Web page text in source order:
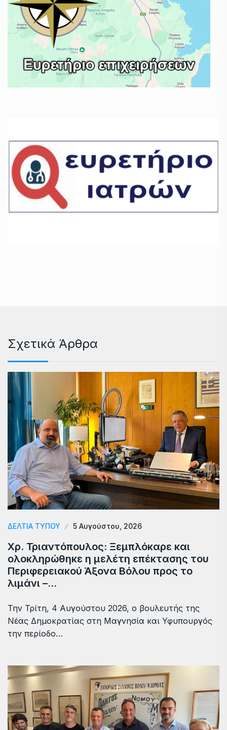
Σχετικά Άρθρα
ΔΕΛΤΙΑ ΤΥΠΟΥ 5 Αυγούστου, 2026
Χρ. Τριαντόπουλος: Ξεμπλόκαρε και
ολοκληρώθηκε η μελέτη επέκτασης του
Περιφερειακού Άξονα Βόλου προς το
λιμάνι –…
Την Τρίτη, 4 Αυγούστου 2026, ο βουλευτής της
Νέας Δημοκρατίας στη Μαγνησία και Υφυπουργός
την περίοδο…